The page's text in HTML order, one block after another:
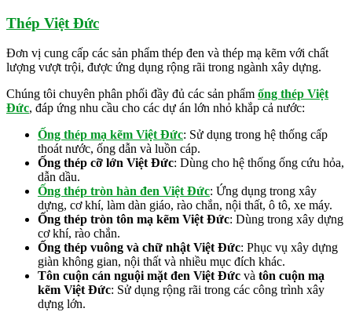
Thép Việt Đức
Đơn vị cung cấp các sản phẩm thép đen và thép mạ kẽm với chất
lượng vượt trội, được ứng dụng rộng rãi trong ngành xây dựng.
Chúng tôi chuyên phân phối đầy đủ các sản phẩm ống thép Việt
Đức, đáp ứng nhu cầu cho các dự án lớn nhỏ khắp cả nước:
Ống thép mạ kẽm Việt Đức: Sử dụng trong hệ thống cấp
thoát nước, ống dẫn và luồn cáp.
Ống thép cỡ lớn Việt Đức: Dùng cho hệ thống ống cứu hỏa,
dẫn dầu.
Ống thép tròn hàn đen Việt Đức: Ứng dụng trong xây
dựng, cơ khí, làm dàn giáo, rào chắn, nội thất, ô tô, xe máy.
Ống thép tròn tôn mạ kẽm Việt Đức: Dùng trong xây dựng
cơ khí, rào chắn.
Ống thép vuông và chữ nhật Việt Đức: Phục vụ xây dựng
giàn không gian, nội thất và nhiều mục đích khác.
Tôn cuộn cán nguội mặt đen Việt Đức và tôn cuộn mạ
kẽm Việt Đức: Sử dụng rộng rãi trong các công trình xây
dựng lớn.